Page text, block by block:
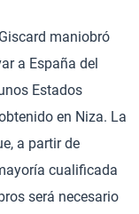
maniobró
a España del
Estados
en Niza. La
a partir de
cualificada
será necesario